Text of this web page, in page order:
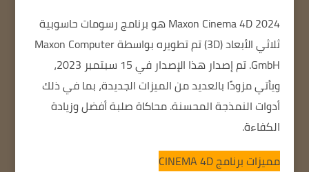
Maxon Cinema 4D 2024هو برنامج رسومات حاسوبية
ثلاثي الأبعاد (3D) تم تطويره بواسطة Maxon Computer
GmbH.
تم إصدار هذا الإصدار في 15 سبتمبر 2023،
ويأتي مزودًا بالعديد من الميزات الجديدة، بما في ذلك
أدوات النمذجة المحسنة.محاكاة صلبة أفضلوزيادة
الكفاءة.
مميزات برنامجCINEMA 4D